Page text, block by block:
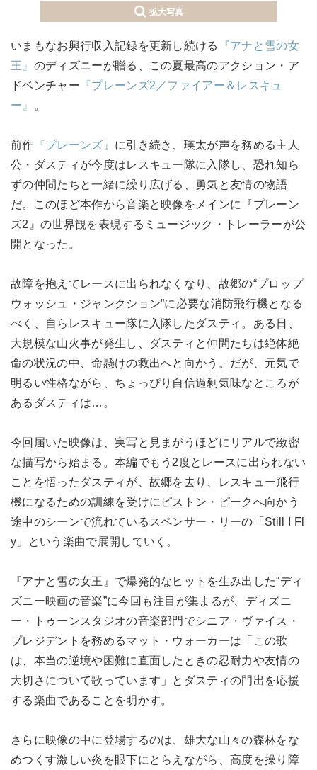
拡大写真
いまもなお興行収入記録を更新し続ける
『アナと雪の女
王』 のディズニーが贈る、この夏最高のアクション・ア
ドベンチャー 『プレーンズ2／ファイアー＆レスキュ
ー』
。
前作 『プレーンズ』 に引き続き、瑛太が声を務める主人
公・ダスティが今度はレスキュー隊に入隊し、恐れ知ら
ずの仲間たちと一緒に繰り広げる、勇気と友情の物語
だ。このほど本作から音楽と映像をメインに『プレーン
ズ2』の世界観を表現するミュージック・トレーラーが公
開となった。
故障を抱えてレースに出られなくなり、故郷の“プロップ
ウォッシュ・ジャンクション”に必要な消防飛行機となる
べく、自らレスキュー隊に入隊したダスティ。ある日、
大規模な山火事が発生し、ダスティと仲間たちは絶体絶
命の状況の中、命懸けの救出へと向かう。だが、元気で
明るい性格ながら、ちょっぴり自信過剰気味なところが
あるダスティは…。
今回届いた映像は、実写と見まがうほどにリアルで緻密
な描写から始まる。本編でもう2度とレースに出られない
ことを悟ったダスティが、故郷を去り、レスキュー飛行
機になるための訓練を受けにピストン・ピークへ向かう
途中のシーンで流れているスペンサー・リーの「Still I Fl
y」という楽曲で展開していく。
『アナと雪の女王』で爆発的なヒットを生み出した“ディ
ズニー映画の音楽”に今回も注目が集まるが、ディズニ
ー・トゥーンスタジオの音楽部門でシニア・ヴァイス・
プレジデントを務めるマット・ウォーカーは「この歌
は、本当の逆境や困難に直面したときの忍耐力や友情の
大切さについて歌っています」とダスティの門出を応援
する楽曲であることを明かす。
さらに映像の中に登場するのは、雄大な山々の森林をな
めつくす激しい炎を眼下にとらえながら、高度を操り障